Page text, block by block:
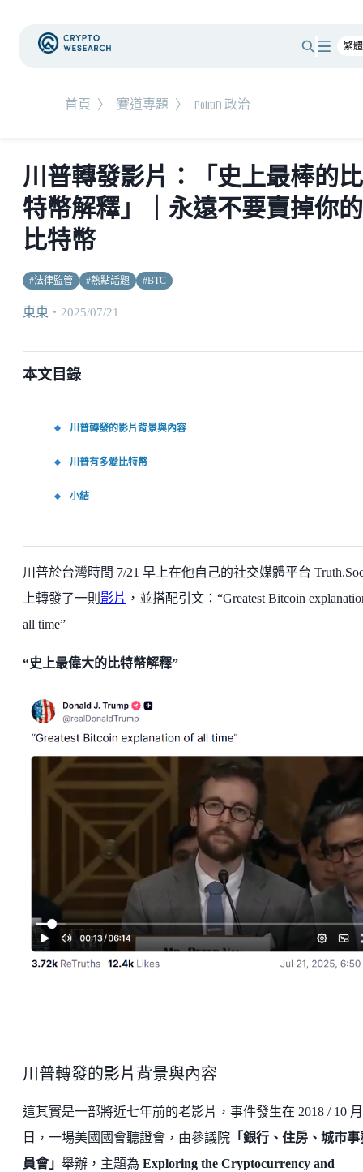
首頁 〉 賽道專題 〉 PolitiFi 政治
川普轉發影片：「史上最棒的比
特幣解釋」｜永遠不要賣掉你的
比特幣
#法律監管 #熱點話題 #BTC
東東 ・ 2025/07/21
本文目錄
川普轉發的影片背景與內容
川普有多愛比特幣
小結
川普於台灣時間 7/21 早上在他自己的社交媒體平台
上轉發了一則 影片 ，並搭配引文：“Greatest Bitcoin
all time”
“史上最偉大的比特幣解釋”
川普轉發的影片背景與內容
這其實是一部將近七年前的老影片，事件發生在 2018 / 10
日，一場美國國會聽證會，由參議院 「銀行、住房、城市
員會」 舉辦，主題為 Exploring the Cryptocurrency and